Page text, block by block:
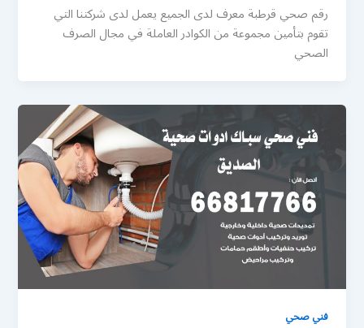
رقم صحي قرطبة معرف لدى الجميع يعمل لدى شركتنا التي
تقوم بتأمين مجموعة من الكوادر العاملة في مجال الصرف
الصحي
فني صحي